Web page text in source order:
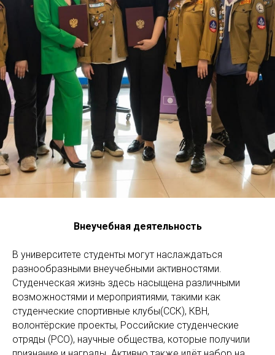
Внеучебная деятельность
В университете студенты могут наслаждаться
разнообразными внеучебными активностями.
Студенческая жизнь здесь насыщена различными
возможностями и мероприятиями, такими как
студенческие спортивные клубы(ССК), КВН,
волонтёрские проекты, Российские студенческие
отряды (РСО), научные общества, которые получили